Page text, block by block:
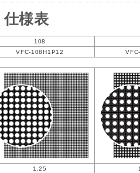
様表
108
VFC-108H1P12
1.25